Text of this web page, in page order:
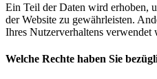
Ein Teil der Daten wird erhoben,
der Website zu gewährleisten.
Ihres Nutzerverhaltens verwendet
Welche Rechte haben Sie